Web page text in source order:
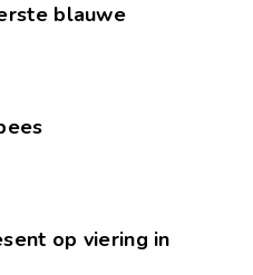
blauwe
op viering in